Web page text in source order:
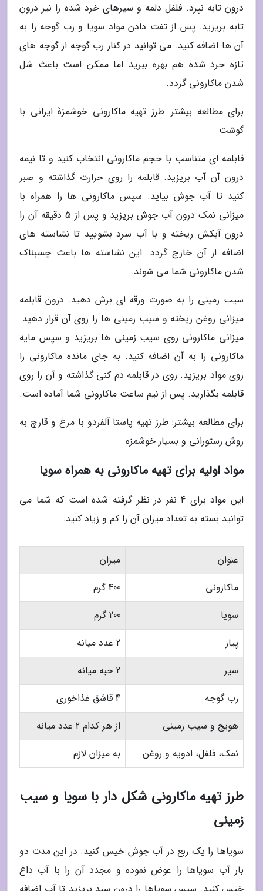
درون تابه نپرد. فلفل دلمه و سیرهای خرد شده را نیز درون
تابه بریزید. پس از تفت دادن مواد سویا و رب گوجه را به
آن ها اضافه کنید. می توانید در کنار رب گوجه از گوجه های
تازه خرد شده هم بهره ببرید اما ممکن است باعث شل
شدن ماکارونی گردد.
برای مطالعه بیشتر: طرز تهیه ماکارونی خوشمزۀ ایرانی با
گوشت
قابلمه ای متناسب با حجم ماکارونی انتخاب کنید و تا نیمه
درون آن آب بریزید. قابلمه را روی حرارت گذاشته و صبر
کنید تا آب جوش بیاید. سپس ماکارونی ها را همراه با
میزانی نمک درون آب جوش بریزید و پس از 5 دقیقه آن را
درون آبکش ریخته و با آب سرد بشویید تا نشاسته های
اضافه از آن خارج گردد. این نشاسته ها باعث چسبناک
شدن ماکارونی شما می شوند.
سیب زمینی را به صورت ورقه ای برش دهید. درون قابلمه
میزانی روغن ریخته و سیب زمینی ها را روی آن قرار دهید.
میزانی ماکارونی روی سیب زمینی ها بریزید و سپس مایه
ماکارونی را به آن اضافه کنید. به جای مانده ماکارونی را
روی مواد بریزید. روی در قابلمه دم کنی گذاشته و آن را روی
قابلمه بگذارید. پس از نیم ساعت ماکارونی شما آماده است.
برای مطالعه بیشتر: طرز تهیه پاستا آلفردو با مرغ و قارچ به
روش رستورانی و بسیار خوشمزه
مواد اولیه برای تهیه ماکارونی به همراه سویا
این مواد برای 4 نفر در نظر گرفته شده است که شما می
توانید بسته به تعداد میزان آن را کم و زیاد کنید.
عنوان
میزان
ماکارونی
400 گرم
سویا
200 گرم
پیاز
2 عدد میانه
سیر
2 حبه میانه
رب گوجه
4 قاشق غذاخوری
هویج و سیب زمینی
از هر کدام 2 عدد میانه
نمک، فلفل، ادویه و روغن
به میزان لازم
طرز تهیه ماکارونی شکل دار با سویا و سیب
زمینی
سویاها را یک ربع در آب جوش خیس کنید. در این مدت دو
بار آب سویاها را عوض نموده و مجدد آن را با آب داغ